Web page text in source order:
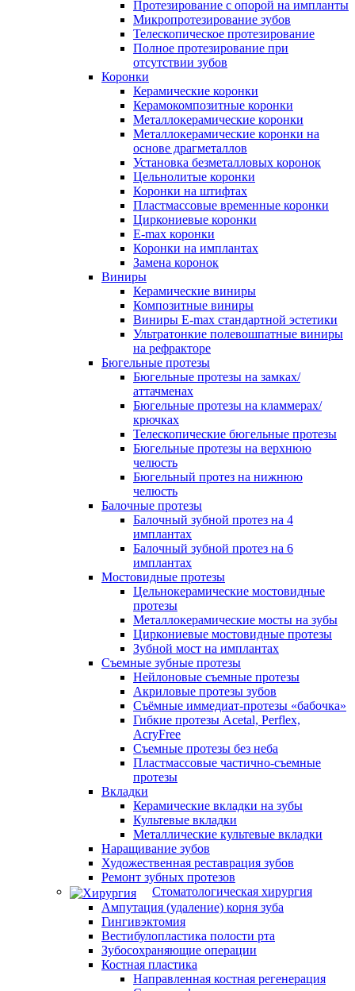
Протезирование с опорой на импланты
Микропротезирование зубов
Телескопическое протезирование
Полное протезирование при
отсутствии зубов
Коронки
Керамические коронки
Керамокомпозитные коронки
Металлокерамические коронки
Металлокерамические коронки на
основе драгметаллов
Установка безметалловых коронок
Цельнолитые коронки
Коронки на штифтах
Пластмассовые временные коронки
Циркониевые коронки
E-max коронки
Коронки на имплантах
Замена коронок
Виниры
Керамические виниры
Композитные виниры
Виниры E-max стандартной эстетики
Ультратонкие полевошпатные виниры
на рефракторе
Бюгельные протезы
Бюгельные протезы на замках/
аттачменах
Бюгельные протезы на кламмерах/
крючках
Телескопические бюгельные протезы
Бюгельные протезы на верхнюю
челюсть
Бюгельный протез на нижнюю
челюсть
Балочные протезы
Балочный зубной протез на 4
имплантах
Балочный зубной протез на 6
имплантах
Мостовидные протезы
Цельнокерамические мостовидные
протезы
Металлокерамические мосты на зубы
Циркониевые мостовидные протезы
Зубной мост на имплантах
Съемные зубные протезы
Нейлоновые съемные протезы
Акриловые протезы зубов
Съёмные иммедиат‑протезы «бабочка»
Гибкие протезы Acetal, Perflex,
AcryFree
Съемные протезы без неба
Пластмассовые частично-съемные
протезы
Вкладки
Керамические вкладки на зубы
Культевые вкладки
Металлические культевые вкладки
Наращивание зубов
Художественная реставрация зубов
Ремонт зубных протезов
Стоматологическая хирургия
Ампутация (удаление) корня зуба
Гингивэктомия
Вестибулопластика полости рта
Зубосохраняющие операции
Костная пластика
Направленная костная регенерация